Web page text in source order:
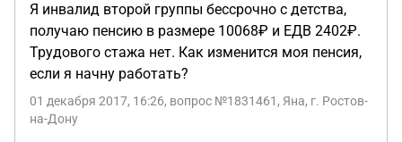
Я инвалид второй группы бессрочно с детства,
получаю пенсию в размере 10068₽ и ЕДВ 2402₽.
Трудового стажа нет. Как изменится моя пенсия,
если я начну работать?
01 декабря 2017, 16:26, вопрос №1831461, Яна, г. Ростов-
на-Дону